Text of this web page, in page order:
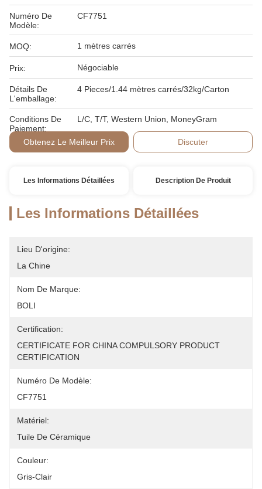
Numéro De
Modèle:
CF7751
MOQ: 1 mètres carrés
Prix: Négociable
Détails De
L'emballage:
4 Pieces/1.44 mètres carrés/32kg/Carton
Conditions De
Paiement:
L/C, T/T, Western Union, MoneyGram
Obtenez Le Meilleur Prix Discuter
Les Informations Détaillées Description De Produit
Les Informations Détaillées
Lieu D'origine:
La Chine
Nom De Marque:
BOLI
Certification:
CERTIFICATE FOR CHINA COMPULSORY PRODUCT
CERTIFICATION
Numéro De Modèle:
CF7751
Matériel:
Tuile De Céramique
Couleur:
Gris-Clair